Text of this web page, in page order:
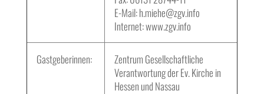
E-Mail: h.miehe@zgv.info
Internet: www.zgv.info
Gastgeberinnen:
Zentrum Gesellschaftliche
Verantwortung der Ev. Kirche in
Hessen und Nassau